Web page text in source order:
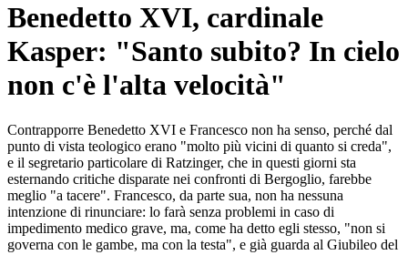
Benedetto XVI, cardinale
Kasper: "Santo subito? In cielo
non c'è l'alta velocità"
Contrapporre Benedetto XVI e Francesco non ha senso, perché dal
punto di vista teologico erano "molto più vicini di quanto si creda",
e il segretario particolare di Ratzinger, che in questi giorni sta
esternando critiche disparate nei confronti di Bergoglio, farebbe
meglio "a tacere". Francesco, da parte sua, non ha nessuna
intenzione di rinunciare: lo farà senza problemi in caso di
impedimento medico grave, ma, come ha detto egli stesso, "non si
governa con le gambe, ma con la testa", e già guarda al Giubileo del